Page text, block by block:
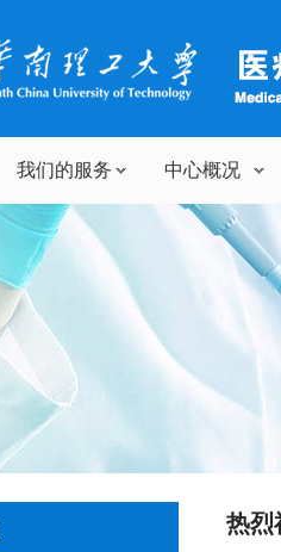
我们的服务 中心概况
热烈